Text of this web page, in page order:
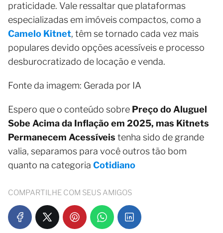
praticidade. Vale ressaltar que plataformas
especializadas em imóveis compactos, como a
Camelo Kitnet, têm se tornado cada vez mais
populares devido opções acessíveis e processo
desburocratizado de locação e venda.
Fonte da imagem: Gerada por IA
Espero que o conteúdo sobre Preço do Aluguel
Sobe Acima da Inflação em 2025, mas Kitnets
Permanecem Acessíveis tenha sido de grande
valia, separamos para você outros tão bom
quanto na categoria Cotidiano
COMPARTILHE COM SEUS AMIGOS